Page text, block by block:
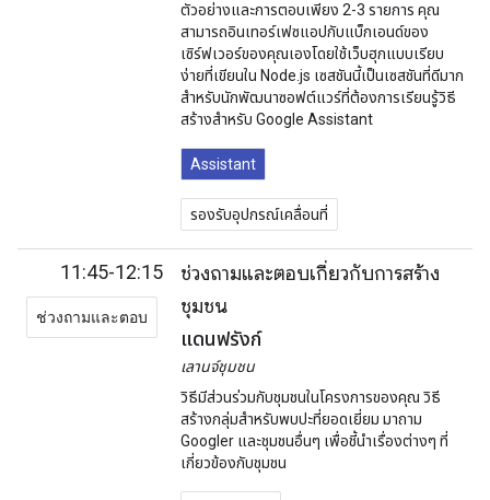
ตัวอย่างและการตอบเพียง 2-3 รายการ คุณ
สามารถอินเทอร์เฟซแอปกับแบ็กเอนด์ของ
เซิร์ฟเวอร์ของคุณเองโดยใช้เว็บฮุกแบบเรียบ
ง่ายที่เขียนใน Node.js เซสชันนี้เป็นเซสชันที่ดีมาก
สำหรับนักพัฒนาซอฟต์แวร์ที่ต้องการเรียนรู้วิธี
สร้างสำหรับ Google Assistant
Assistant
รองรับอุปกรณ์เคลื่อนที่
11:45-12:15
ช่วงถามและตอบ
ช่วงถามและตอบเกี่ยวกับการสร้าง
ชุมชน
แดนฟรังก์
เลานจ์ชุมชน
วิธีมีส่วนร่วมกับชุมชนในโครงการของคุณ วิธี
สร้างกลุ่มสำหรับพบปะที่ยอดเยี่ยม มาถาม
Googler และชุมชนอื่นๆ เพื่อชี้นำเรื่องต่างๆ ที่
เกี่ยวข้องกับชุมชน